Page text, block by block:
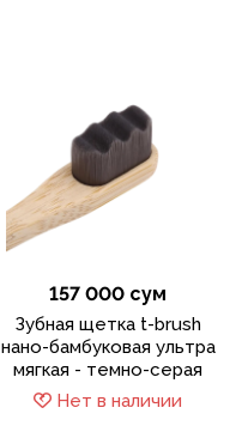
157 000 сум
Зубная щетка t-brush
нано-бамбуковая ультра
мягкая - темно-серая
Нет в наличии